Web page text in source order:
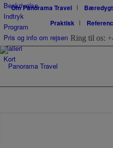
Om Panorama Travel
Praktisk
Ring til os:
Beskrivelse
Indtryk
Program
Pris og info om rejsen
Galleri
Kort